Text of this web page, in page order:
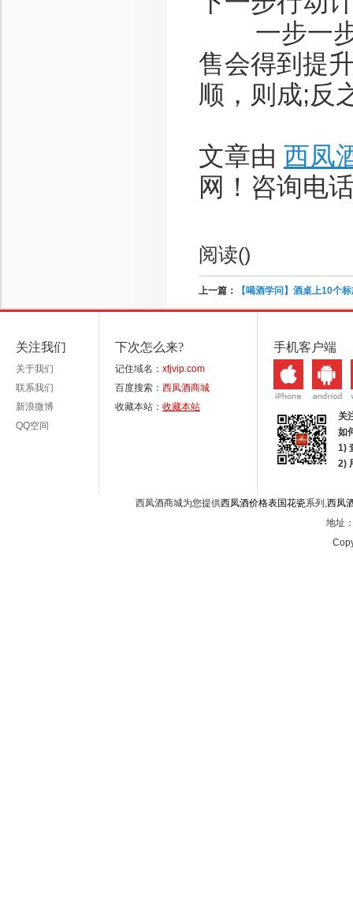
一步一步
售会得到提
顺，则成;反
文章由 西凤
网！咨询电
阅读()
上一篇： 【喝酒学问】酒桌上10个
关注我们
关于我们
联系我们
新浪微博
QQ空间
下次怎么来?
记住域名： xfjvip.com
百度搜索： 西凤酒商城
收藏本站： 收藏本站
手机客户端
关
如
1)
2)
西凤酒商城为您提供西凤酒价格表国花瓷系列,西凤
地址